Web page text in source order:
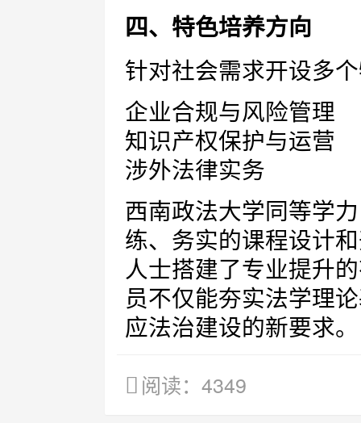
四、特色培养方向
针对社会需求开设多
企业合规与风险管理
知识产权保护与运营
涉外法律实务
西南政法大学同等学
练、务实的课程设计
人士搭建了专业提升
员不仅能夯实法学理
应法治建设的新要求。
阅读：4349